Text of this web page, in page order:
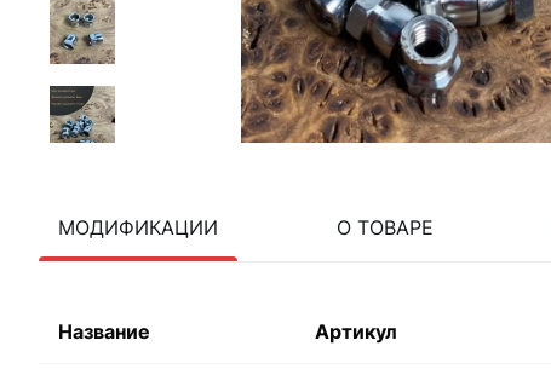
МОДИФИКАЦИИ О ТОВАРЕ
Название Артикул